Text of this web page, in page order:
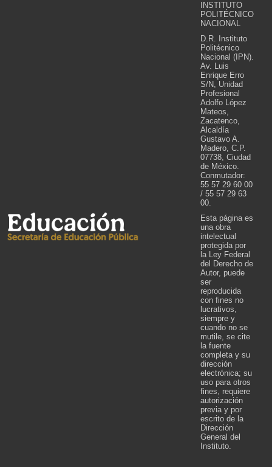
INSTITUTO
POLITÉCNICO
NACIONAL
D.R. Instituto
Politécnico
Nacional (IPN).
Av. Luis
Enrique Erro
S/N, Unidad
Profesional
Adolfo López
Mateos,
Zacatenco,
Alcaldía
Gustavo A.
Madero, C.P.
07738, Ciudad
de México.
Conmutador:
55 57 29 60 00
/ 55 57 29 63
00.
Esta página es
una obra
intelectual
protegida por
la Ley Federal
del Derecho de
Autor, puede
ser
reproducida
con fines no
lucrativos,
siempre y
cuando no se
mutile, se cite
la fuente
completa y su
dirección
electrónica; su
uso para otros
fines, requiere
autorización
previa y por
escrito de la
Dirección
General del
Instituto.